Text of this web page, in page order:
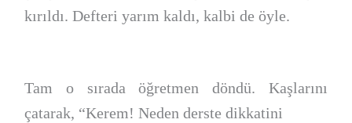
kırıldı. Defteri yarım kaldı, kalbi de öyle.
Tam o sırada öğretmen döndü. Kaşlarını
çatarak, “Kerem! Neden derste dikkatini